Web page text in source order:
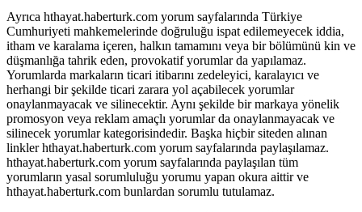
Ayrıca hthayat.haberturk.com yorum sayfalarında Türkiye
Cumhuriyeti mahkemelerinde doğruluğu ispat edilemeyecek iddia,
itham ve karalama içeren, halkın tamamını veya bir bölümünü kin ve
düşmanlığa tahrik eden, provokatif yorumlar da yapılamaz.
Yorumlarda markaların ticari itibarını zedeleyici, karalayıcı ve
herhangi bir şekilde ticari zarara yol açabilecek yorumlar
onaylanmayacak ve silinecektir. Aynı şekilde bir markaya yönelik
promosyon veya reklam amaçlı yorumlar da onaylanmayacak ve
silinecek yorumlar kategorisindedir. Başka hiçbir siteden alınan
linkler hthayat.haberturk.com yorum sayfalarında paylaşılamaz.
hthayat.haberturk.com yorum sayfalarında paylaşılan tüm
yorumların yasal sorumluluğu yorumu yapan okura aittir ve
hthayat.haberturk.com bunlardan sorumlu tutulamaz.